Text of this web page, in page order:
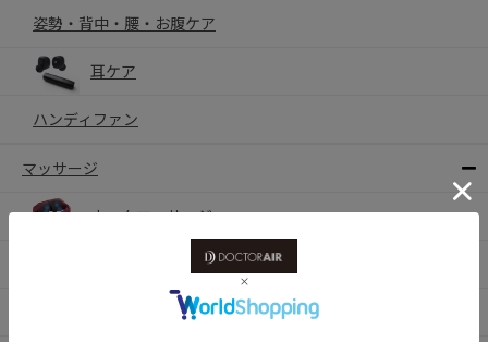
姿勢・背中・腰・お腹ケア
耳ケア
ハンディファン
マッサージ
ネックマッサージャー
フットマッサージャー